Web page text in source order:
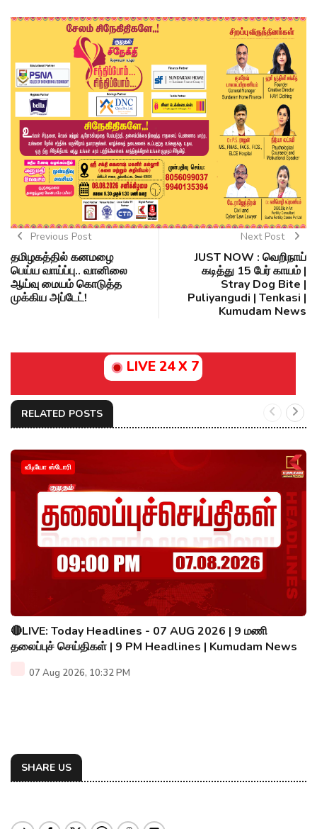
Previous Post
தமிழகத்தில் கனமழை
பெய்ய வாய்ப்பு.. வானிலை
ஆய்வு மையம் கொடுத்த
முக்கிய அப்டேட்!
Next Post
JUST NOW : வெறிநாய்
கடித்து 15 பேர் காயம் |
Stray Dog Bite |
Puliyangudi | Tenkasi |
Kumudam News
LIVE 24 X 7
RELATED POSTS
வீடியோ ஸ்டோரி
🔴LIVE: Today Headlines - 07 AUG 2026 | 9 மணி
தலைப்புச் செய்திகள் | 9 PM Headlines | Kumudam News
07 Aug 2026, 10:32 PM
SHARE US